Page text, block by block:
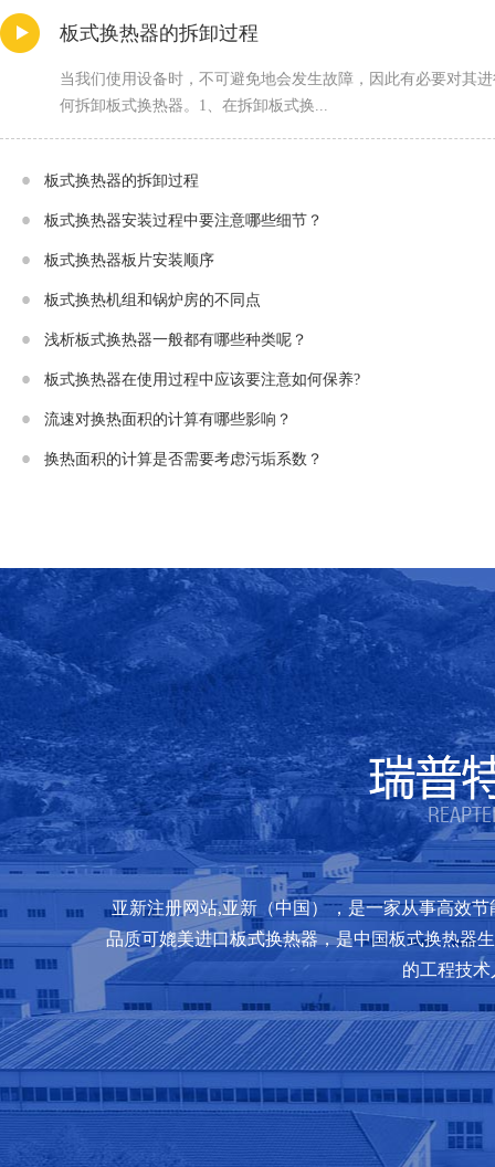
板式换热器的拆卸过程
当我们使用设备时，不可避免地会发生故障，因此有必要对其
何拆卸板式换热器。1、在拆卸板式换...
板式换热器的拆卸过程
板式换热器安装过程中要注意哪些细节？
板式换热器板片安装顺序
板式换热机组和锅炉房的不同点
浅析板式换热器一般都有哪些种类呢？
板式换热器在使用过程中应该要注意如何保养?
流速对换热面积的计算有哪些影响？
换热面积的计算是否需要考虑污垢系数？
亚新注册网站,亚新（中国） ，是一家从事高效
品质可媲美进口板式换热器，是中国板式换热器
的工程技